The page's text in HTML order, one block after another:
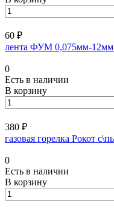
60 ₽
лента ФУМ 0,075мм-
0
Есть в наличии
В корзину
380 ₽
газовая горелка Рокот
0
Есть в наличии
В корзину